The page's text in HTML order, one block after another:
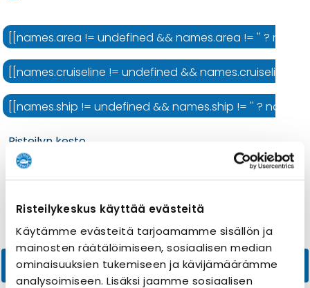
Risteilykeskus käyttää evästeitä
Käytämme evästeitä tarjoamamme sisällön ja
mainosten räätälöimiseen, sosiaalisen median
ominaisuuksien tukemiseen ja kävijämäärämme
analysoimiseen. Lisäksi jaamme sosiaalisen
[[names.area != undefined && names.area != '' ?
[[names.cruiseline != undefined && names.cruiseline
[[names.ship != undefined && names.ship != '' ?
Risteilyn kesto